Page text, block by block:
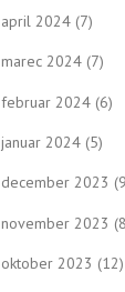
april 2024 (7)
marec 2024 (7)
februar 2024 (6)
januar 2024 (5)
december 2023
november 2023
oktober 2023 (12)